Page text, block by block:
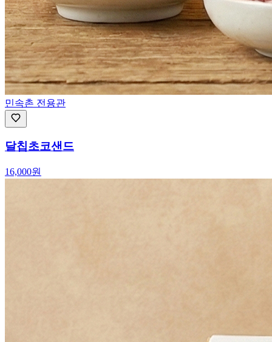
민속촌 전용관
달칩초코샌드
16,000원